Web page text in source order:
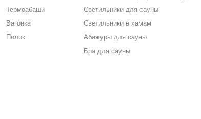
Термоабаши
Вагонка
Полок
Светильники для сауны
Светильники в хамам
Абажуры для сауны
Бра для сауны